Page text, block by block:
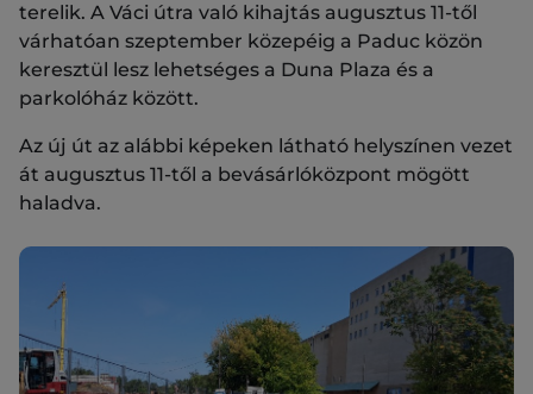
terelik. A Váci útra való kihajtás augusztus 11-től
várhatóan szeptember közepéig a Paduc közön
keresztül lesz lehetséges a Duna Plaza és a
parkolóház között.
Az új út az alábbi képeken látható helyszínen vezet
át augusztus 11-től a bevásárlóközpont mögött
haladva.